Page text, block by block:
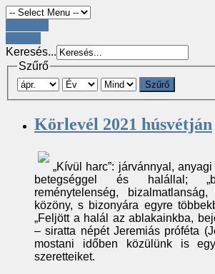
Keresés...
Szűrő
Szűrő
Körlevél 2021 húsvétján
„Kívül harc”: járvánnyal,
betegséggel és halállal;
reménytelenség,
közöny, s bizonyára egyre
„Feljött a halál az ablakainkba,
– siratta népét Jeremiás próféta
mostani időben közülünk is
szeretteiket.